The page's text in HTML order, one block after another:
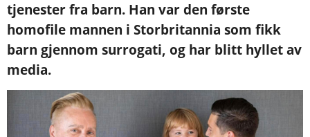
tjenester fra barn. Han var den første
homofile mannen i Storbritannia som fikk
barn gjennom surrogati, og har blitt hyllet av
media.